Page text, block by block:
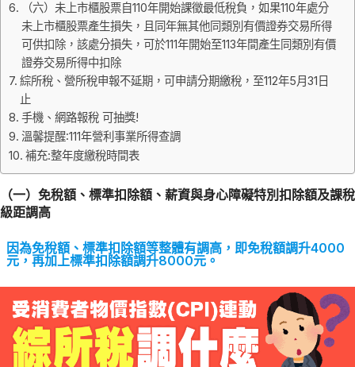
（六）未上市櫃股票自110年開始課徵最低稅負，如果110年處分
未上市櫃股票產生損失，且同年無其他同類別有價證券交易所得
可供扣除，該處分損失，可於111年開始至113年間產生同類別有價
證券交易所得中扣除
綜所稅、營所稅申報不延期，可申請分期繳稅，至112年5月31日
止
手機、網路報稅 可抽獎!
溫馨提醒:111年營利事業所得查調
補充:整年度繳稅時間表
（一）免稅額、標準扣除額、薪資與身心障礙特別扣除額及課稅
級距調高
因為免稅額、標準扣除額等整體有調高，即免稅額調升4000
元，再加上標準扣除額調升8000元。